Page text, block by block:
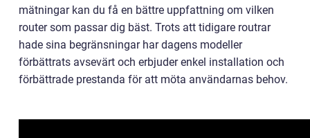
mätningar kan du få en bättre uppfattning om vilken
router som passar dig bäst. Trots att tidigare routrar
hade sina begränsningar har dagens modeller
förbättrats avsevärt och erbjuder enkel installation och
förbättrade prestanda för att möta användarnas behov.